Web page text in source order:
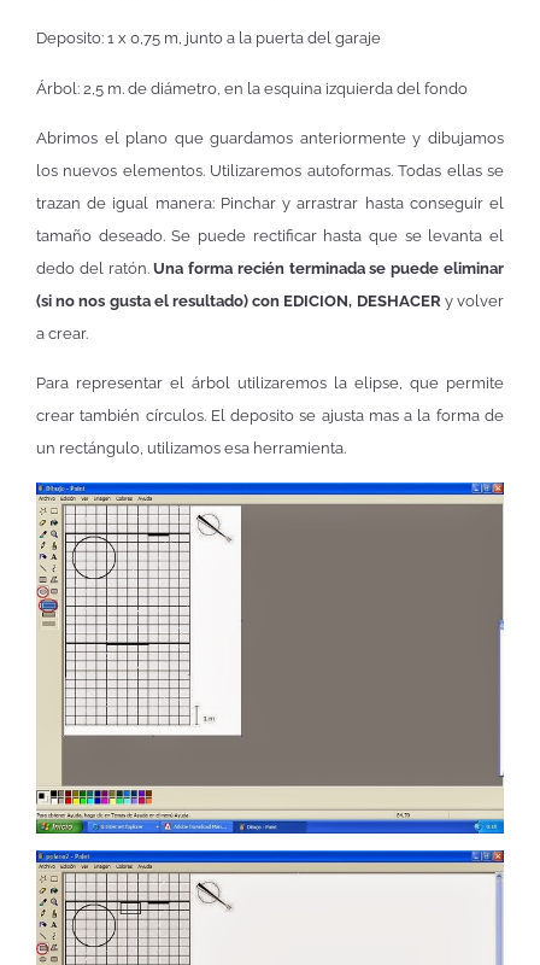
Deposito: 1 x 0,75 m, junto a la puerta del garaje
Árbol: 2,5 m. de diámetro, en la esquina izquierda del fondo
Abrimos el plano que guardamos anteriormente y dibujamos
los nuevos elementos. Utilizaremos autoformas. Todas ellas se
trazan de igual manera: Pinchar y arrastrar hasta conseguir el
tamaño deseado. Se puede rectificar hasta que se levanta el
dedo del ratón.Una forma recién terminada se puede eliminar
(si no nos gusta el resultado) con EDICION, DESHACERy volver
a crear.
Para representar el árbol utilizaremos la elipse, que permite
crear también círculos. El deposito se ajusta mas a la forma de
un rectángulo, utilizamos esa herramienta.